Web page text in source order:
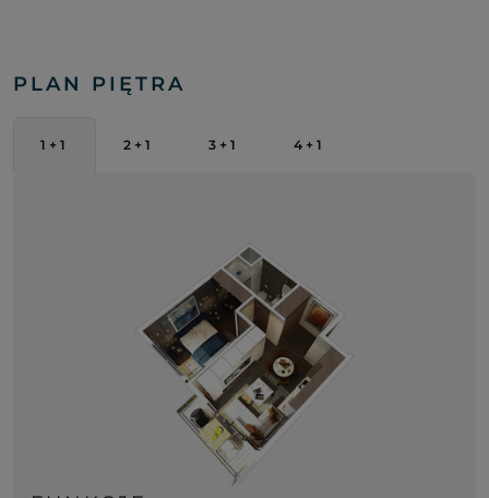
PLAN PIĘTRA
1+1 2+1 3+1 4+1